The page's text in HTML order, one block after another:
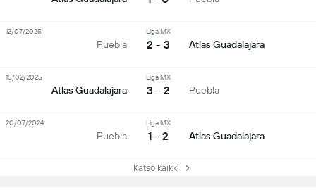
Puebla
Liga MX
2 - 3 Atlas Guadalajara
12/07/2025
Atlas Guadalajara
Liga MX
3 - 2 Puebla
15/02/2025
Puebla
Liga MX
1 - 2 Atlas Guadalajara
20/07/2024
Katso kaikki